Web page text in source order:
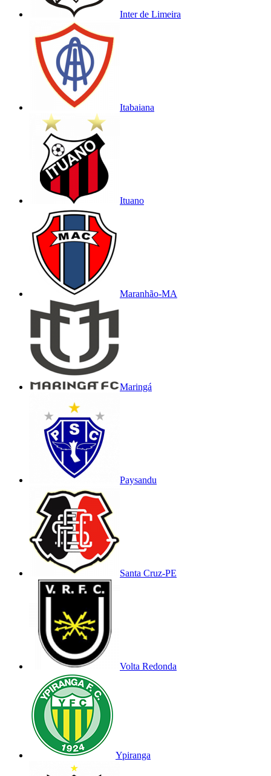
Inter de Limeira
Itabaiana
Ituano
Maranhão-MA
Maringá
Paysandu
Santa Cruz-PE
Volta Redonda
Ypiranga